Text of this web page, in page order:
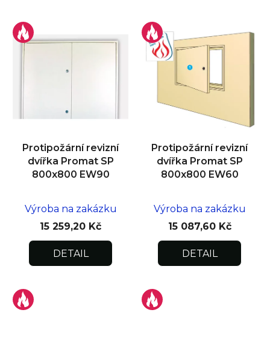
Protipožární revizní
dvířka Promat SP
800x800 EW90
Výroba na zakázku
15 259,20 Kč
DETAIL
Protipožární revizní
dvířka Promat SP
800x800 EW60
Výroba na zakázku
15 087,60 Kč
DETAIL